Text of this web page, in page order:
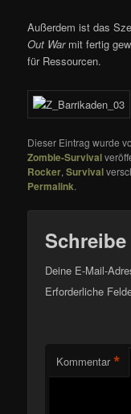
Außerdem ist das
Out Warmit fertig
für Ressourcen.
Dieser Eintrag wurde
Zombie-Survival
Rocker,Survival
Permalink.
Deine E-Mail-
Erforderliche
Kommentar *